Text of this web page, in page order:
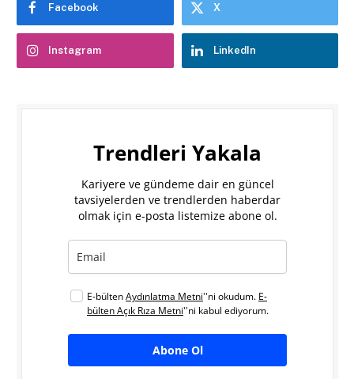
Facebook X
Instagram LinkedIn
Trendleri Yakala
Kariyere ve gündeme dair en güncel
tavsiyelerden ve trendlerden haberdar
olmak için e-posta listemize abone ol.
E-bültenAydınlatma Metni''ni okudum. E-
bülten Açık Rıza Metni''ni kabul ediyorum.
Abone Ol